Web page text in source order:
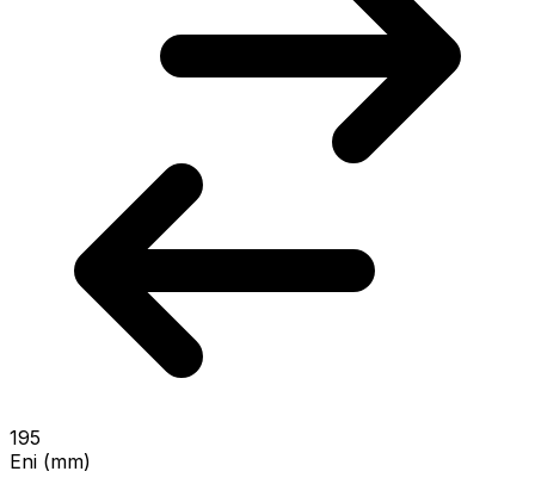
195
Eni (mm)